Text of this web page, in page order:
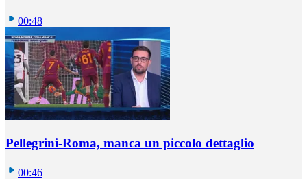
00:48
Pellegrini-Roma, manca un piccolo dettaglio
00:46